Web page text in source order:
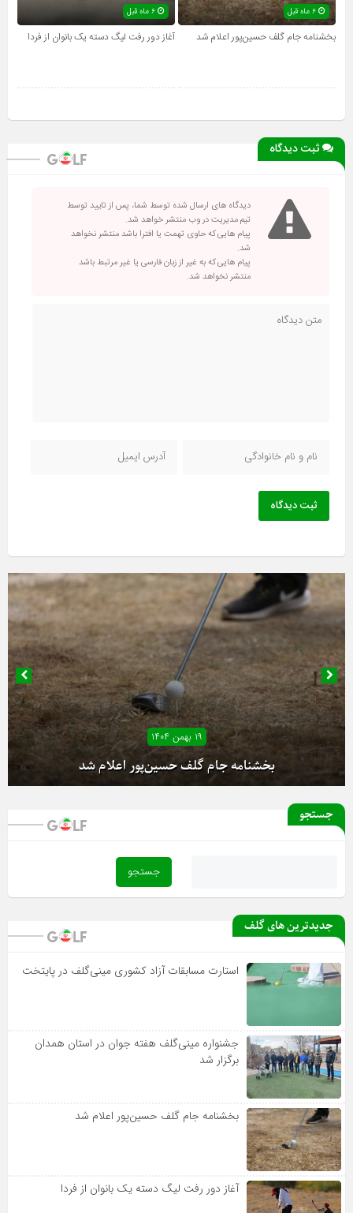
۶ ماه قبل
بخشنامه جام گلف حسین‌پور اعلام شد آغاز دور رفت لیگ دسته یک بانوان از فردا
ثبت دیدگاه
دیدگاه های ارسال شده توسط شما، پس از تایید توسط
تیم مدیریت در وب منتشر خواهد شد.
پیام هایی که حاوی تهمت یا افترا باشد منتشر نخواهد
شد.
پیام هایی که به غیر از زبان فارسی یا غیر مرتبط باشد
منتشر نخواهد شد.
ثبت دیدگاه
۱۹ بهمن ۱۴۰۴
آغاز دور رفت لیگ دسته یک بانوان از فردا
جستجو
جدیدترین های گلف
استارت مسابقات آزاد کشوری مینی‌گلف در پایتخت
جشنواره مینی‌گلف هفته جوان در استان همدان
برگزار شد
بخشنامه جام گلف حسین‌پور اعلام شد
آغاز دور رفت لیگ دسته یک بانوان از فردا